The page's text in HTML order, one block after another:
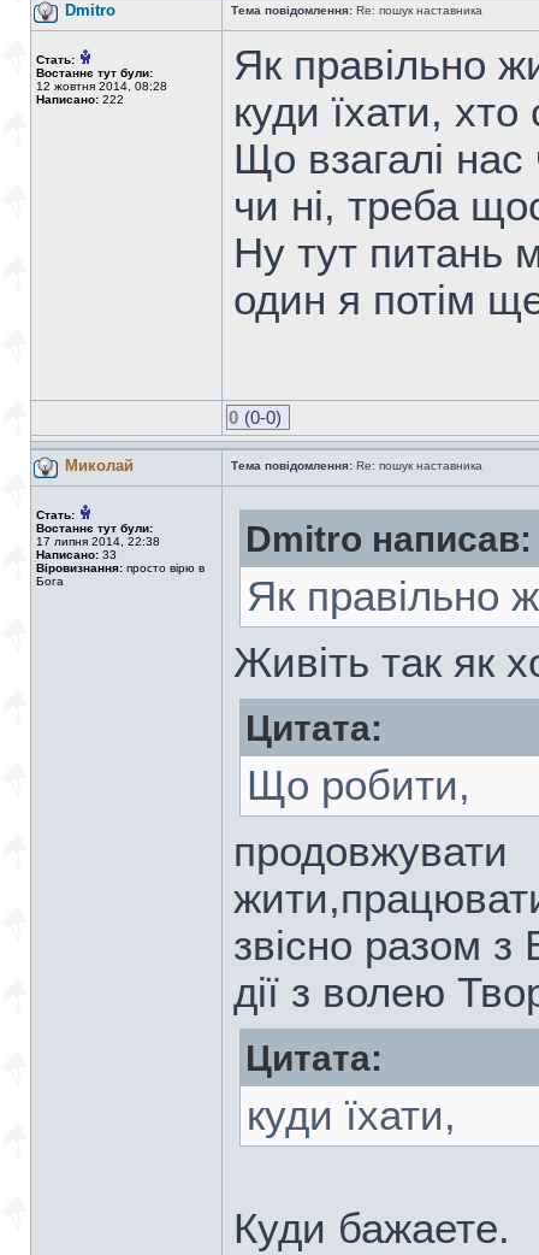
Dmitro Тема повідомлення: Re: пошук наставника
Стать:
Востаннє тут були:
12 жовтня 2014, 08:28
Написано: 222
Як правільно
куди їхати,
Що взагалі
чи ні, треба
Ну тут питань
один я потім
0 (0-0)
Миколай Тема повідомлення: Re: пошук наставника
Стать:
Востаннє тут були:
17 липня 2014, 22:38
Написано: 33
Віровизнання: просто вірю в
Бога
Dmitro написав:
Як правільно
Живіть так як
Цитата:
Що робити,
продовжувати
звісно разом з
дії з волею
Цитата:
куди їхати,
Куди бажаете.